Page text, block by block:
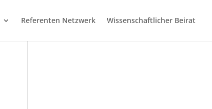
Referenten Netzwerk Wissenschaftlicher Beirat